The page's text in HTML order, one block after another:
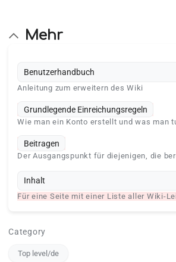
Mehr
Benutzerhandbuch
Anleitung zum erweitern des Wiki
Grundlegende Einreichungsregeln
Wie man ein Konto erstellt und was man
Beitragen
Der Ausgangspunkt für diejenigen, die
Inhalt
Für eine Seite mit einer Liste aller Wiki-
Category
Top level/de